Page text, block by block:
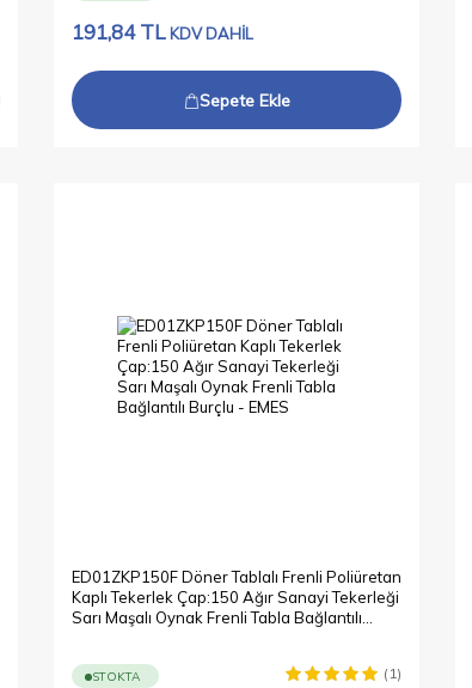
191,84TL KDV DAHİL
Sepete Ekle
ED01ZKP150F Döner Tablalı Frenli Poliüretan
Kaplı Tekerlek Çap:150 Ağır Sanayi Tekerleği
Sarı Maşalı Oynak Frenli Tabla Bağlantılı
STOKTA (1)